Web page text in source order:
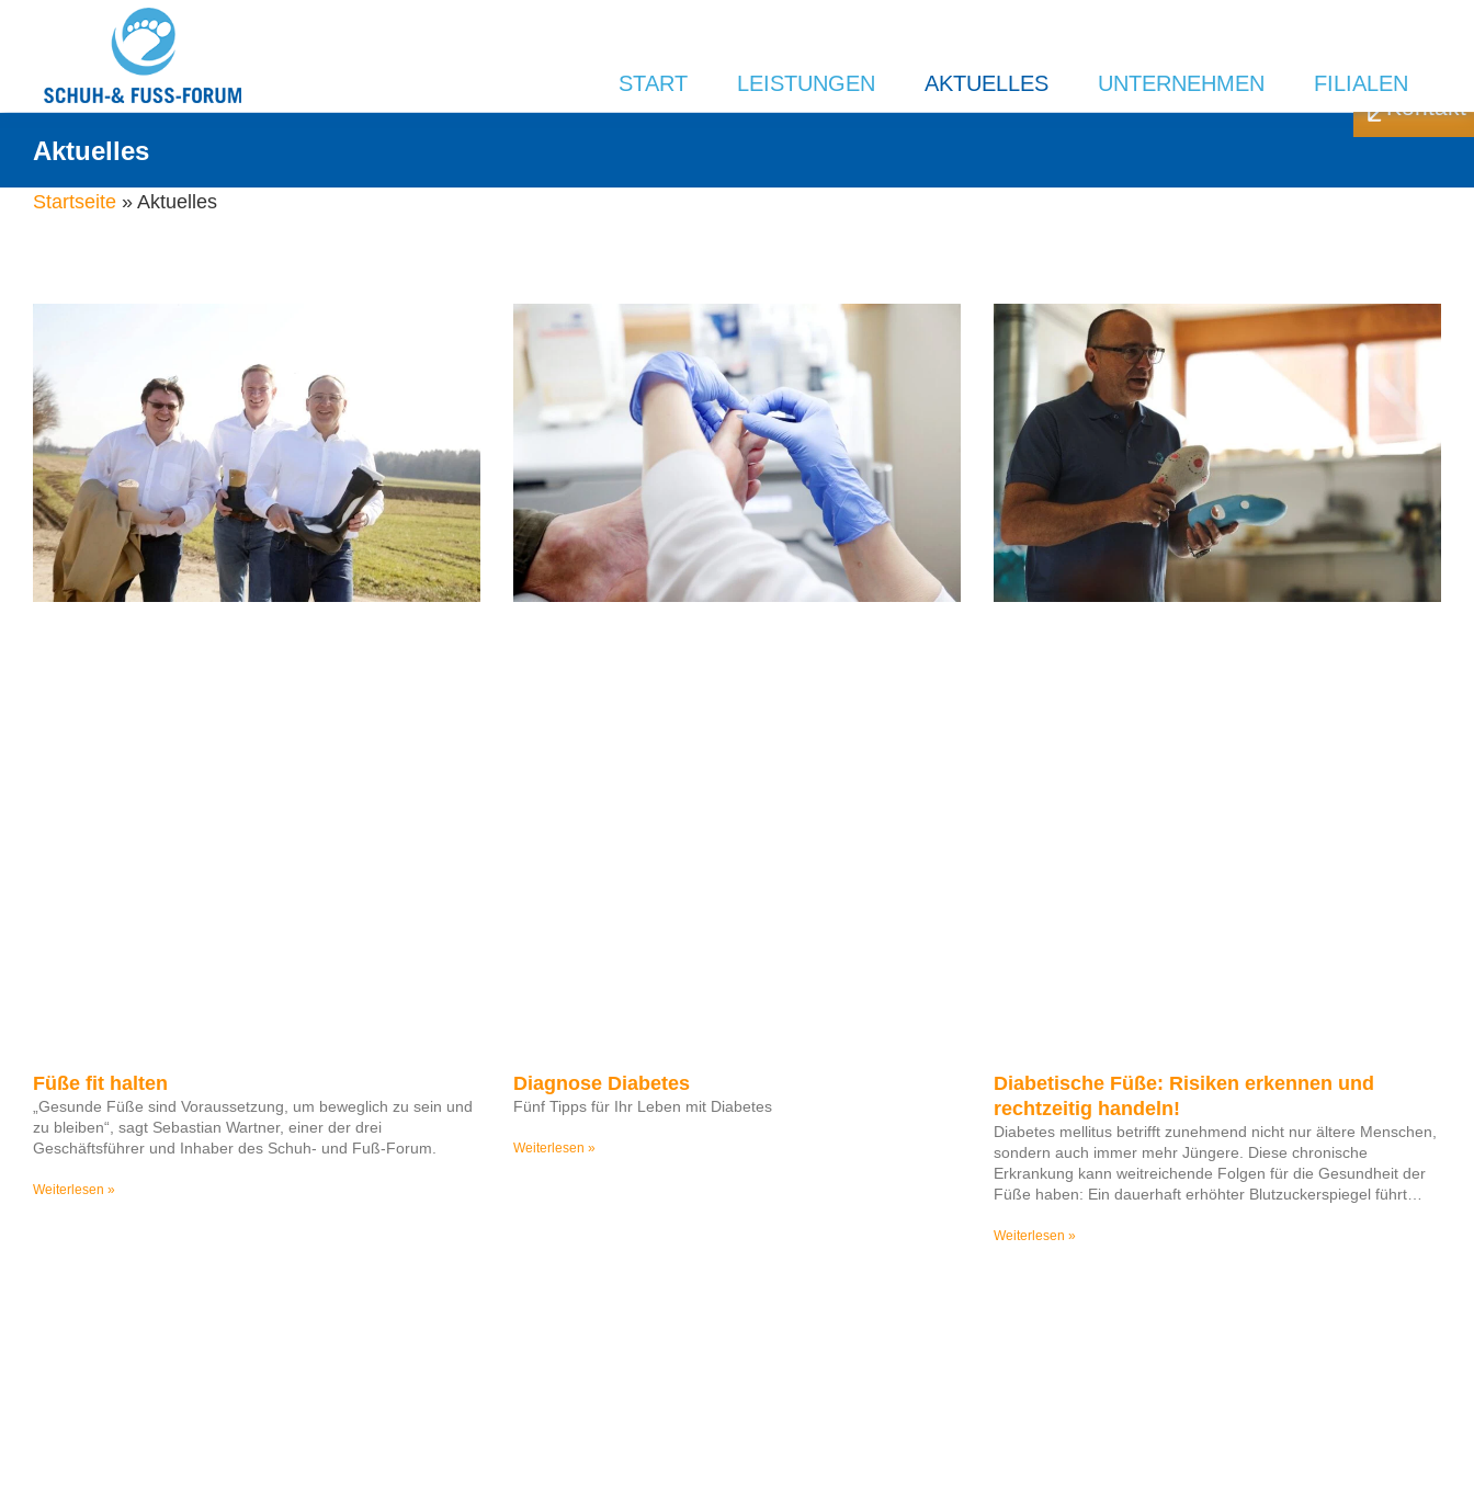
START LEISTUNGEN AKTUELLES UNTERNEHMEN FILIALEN
Kontakt
Aktuelles
Startseite » Aktuelles
Füße fit halten
„Gesunde Füße sind Voraussetzung, um beweglich zu sein und
zu bleiben“, sagt Sebastian Wartner, einer der drei
Geschäftsführer und Inhaber des Schuh- und Fuß-Forum.
Weiterlesen »
Diagnose Diabetes
Fünf Tipps für Ihr Leben mit Diabetes
Weiterlesen »
Diabetische Füße: Risiken erkennen und
rechtzeitig handeln!
Diabetes mellitus betrifft zunehmend nicht nur ältere Menschen,
sondern auch immer mehr Jüngere. Diese chronische
Erkrankung kann weitreichende Folgen für die Gesundheit der
Füße haben: Ein dauerhaft erhöhter Blutzuckerspiegel führt
Risiko für ernsthafte Fußprobleme erheblich erhöhen.
Weiterlesen »